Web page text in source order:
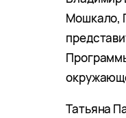
Мошкало,
Татьяна